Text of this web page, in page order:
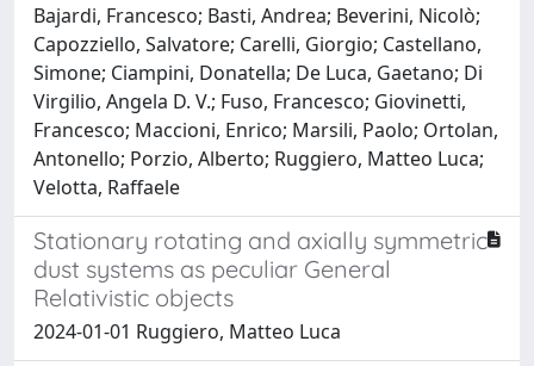
Bajardi, Francesco; Basti, Andrea; Beverini, Nicolò;
Capozziello, Salvatore; Carelli, Giorgio; Castellano,
Simone; Ciampini, Donatella; De Luca, Gaetano; Di
Virgilio, Angela D. V.; Fuso, Francesco; Giovinetti,
Francesco; Maccioni, Enrico; Marsili, Paolo; Ortolan,
Antonello; Porzio, Alberto; Ruggiero, Matteo Luca;
Velotta, Raffaele
Stationary rotating and axially symmetric
dust systems as peculiar General
Relativistic objects
2024-01-01 Ruggiero, Matteo Luca